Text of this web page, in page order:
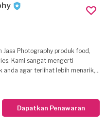
Jasa Photography produk food,
anda agar terlihat lebih menarik,
Dapatkan Penawaran